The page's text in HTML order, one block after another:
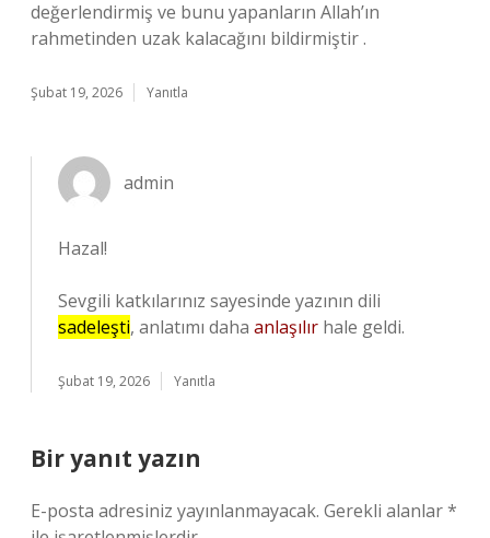
değerlendirmiş ve bunu yapanların Allah’ın
rahmetinden uzak kalacağını bildirmiştir .
Şubat 19, 2026 Yanıtla
admin
Hazal!
Sevgili katkılarınız sayesinde yazının dili
sadeleşti, anlatımı daha anlaşılır hale geldi.
Şubat 19, 2026 Yanıtla
Bir yanıt yazın
E-posta adresiniz yayınlanmayacak. Gerekli alanlar*